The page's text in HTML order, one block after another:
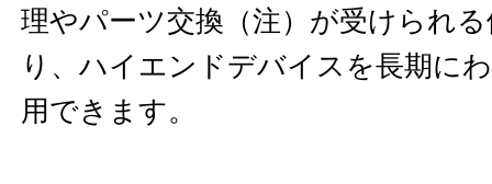
理やパーツ交換（注）が受けられ
り、ハイエンドデバイスを長期に
用できます。